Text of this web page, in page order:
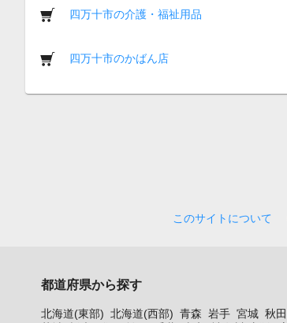
四万十市の介護・福祉用品
四万十市のかばん店
このサイトについて
都道府県から探す
北海道(東部) 北海道(西部) 青森 岩手 宮城 秋田